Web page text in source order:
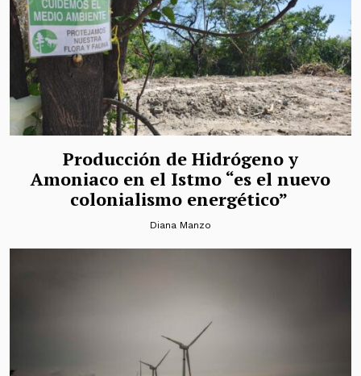
Producción de Hidrógeno y
Amoniaco en el Istmo “es el nuevo
colonialismo energético”
Diana Manzo